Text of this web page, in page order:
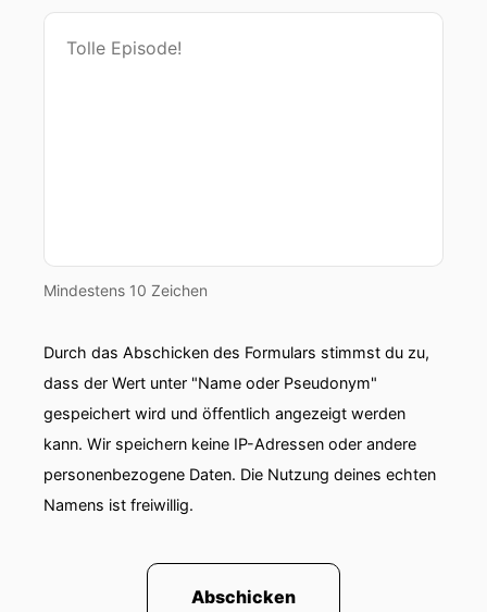
Mindestens 10 Zeichen
Durch das Abschicken des Formulars stimmst du zu,
dass der Wert unter "Name oder Pseudonym"
gespeichert wird und öffentlich angezeigt werden
kann. Wir speichern keine IP-Adressen oder andere
personenbezogene Daten. Die Nutzung deines echten
Namens ist freiwillig.
Abschicken